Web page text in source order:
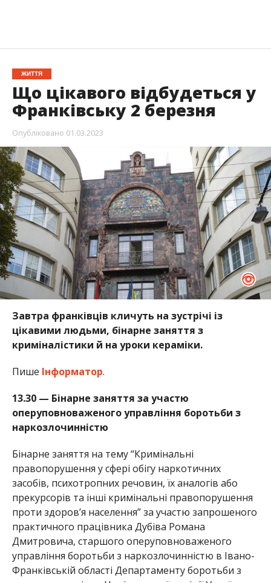
ЖИТТЯ
Що цікавого відбудеться у
Франківську 2 березня
Опубліковано 01.03.2023
Завтра франківців кличуть на зустрічі із
цікавими людьми, бінарне заняття з
криміналістики й на уроки кераміки.
Пише Інформатор.
13.30 — Бінарне заняття за участю
оперуповноваженого управління боротьби з
наркозлочинністю
Бінарне заняття на тему “Кримінальні
правопорушення у сфері обігу наркотичних
засобів, психотропних речовин, їх аналогів або
прекурсорів та інші кримінальні правопорушення
проти здоров’я населення” за участю запрошеного
практичного працівника Дубіва Романа
Дмитровича, старшого оперуповноваженого
управління боротьби з наркозлочинністю в Івано-
Франківській області Департаменту боротьби з